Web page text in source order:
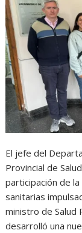
El jefe del
Provincial de
participación de
sanitarias
ministro de Salud
desarrolló una